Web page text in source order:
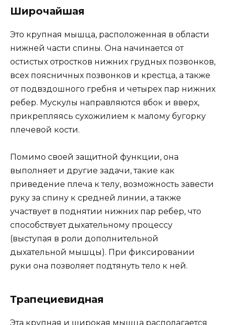
Широчайшая
Это крупная мышца, расположенная в области
нижней части спины. Она начинается от
остистых отростков нижних грудных позвонков,
всех поясничных позвонков и крестца, а также
от подвздошного гребня и четырех пар нижних
ребер. Мускулы направляются вбок и вверх,
прикрепляясь сухожилием к малому бугорку
плечевой кости.
Помимо своей защитной функции, она
выполняет и другие задачи, такие как
приведение плеча к телу, возможность завести
руку за спину к средней линии, а также
участвует в поднятии нижних пар ребер, что
способствует дыхательному процессу
(выступая в роли дополнительной
дыхательной мышцы). При фиксировании
руки она позволяет подтянуть тело к ней.
Трапециевидная
Эта крупная и широкая мышца располагается